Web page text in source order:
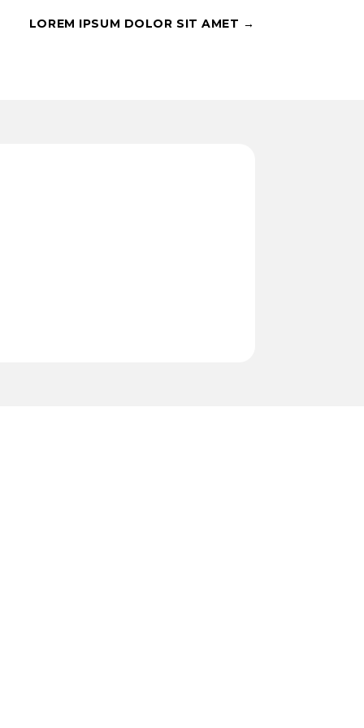
LOREM IPSUM DOLOR SIT AMET →